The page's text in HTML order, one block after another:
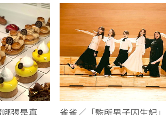
張是真 雀雀／「監所男子囚生記